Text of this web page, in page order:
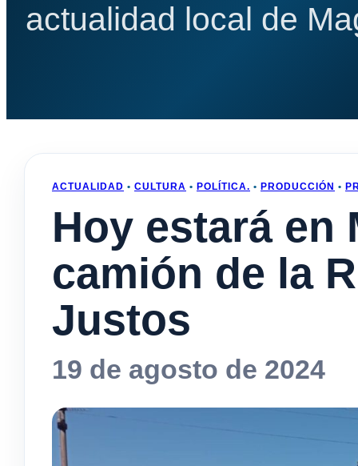
actualidad local de
ACTUALIDAD • CULTURA • POLÍTICA. • PRODUCCIÓN •
Hoy estará en
camión de la
Justos
19 de agosto de 2024